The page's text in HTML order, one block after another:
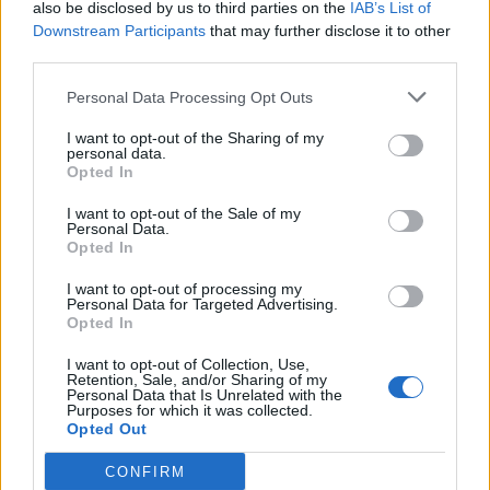
also be disclosed by us to third parties on the IAB’s List of
Downstream Participants that may further disclose it to other
Personal Data Processing Opt Outs
I want to opt-out of the Sharing of my
personal data.
Opted In
I want to opt-out of the Sale of my
Personal Data.
Opted In
I want to opt-out of processing my
Personal Data for Targeted Advertising.
Opted In
I want to opt-out of Collection, Use,
Retention, Sale, and/or Sharing of my
Personal Data that Is Unrelated with the
Purposes for which it was collected.
Opted Out
CONFIRM
Θεού θέλοντος και καιρού επιτρέποντος σας
περιμένουμε στις 9 ΑΥΓΟΥΣΤΟΥ στο ΔΗΜΟΤΙΚΟ
ΣΧΟΛΕΙΟ ΚΟΚΚΙΝΟΡΑΧΗΣ. ΝΑ ΕΙΣΤΕ ΟΛΟΙ ΕΚΕΙ!»